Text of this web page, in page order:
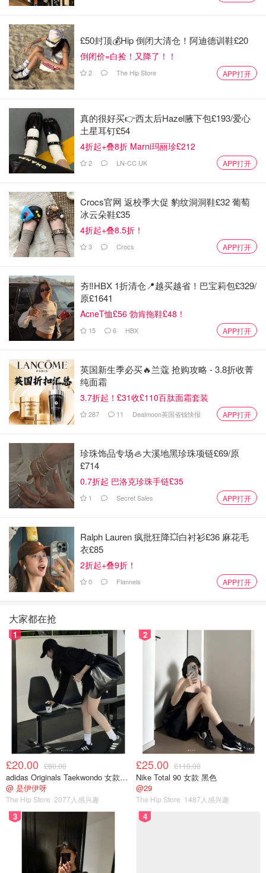
£50封顶💰Hip 倒闭大清仓！阿迪德训鞋£20
倒闭价=白捡！又降了！！
2 The Hip Store APP打开
真的很好买👉西太后Hazel腋下包£193/爱心
土星耳钉£54
4折起+叠8折 Marni玛丽珍£212
2 LN-CC UK APP打开
Crocs官网 返校季大促 豹纹洞洞鞋£32 葡萄
冰云朵鞋£35
4折起+叠8.5折！
3 Crocs APP打开
夯‼️HBX 1折清仓📍越买越省！巴宝莉包£329/
原£1641
AcneT恤£56 勃肯拖鞋£48！
15 6 HBX APP打开
英国新生季必买🔥兰蔻 抢购攻略 - 3.8折收菁
纯面霜
3.7折起！£31收£110百肽面霜套装
287 11 Dealmoon英国省钱快报 APP打开
珍珠饰品专场🦪大溪地黑珍珠项链£69/原
£714
0.7折起 巴洛克珍珠手链£35
1 Secret Sales APP打开
Ralph Lauren 疯批狂降💥白衬衫£36 麻花毛
衣£85
2折起+叠9折！
0 Flannels APP打开
大家都在抢
1
£20.00 £80.00
adidas Originals Taekwondo 女款黑色运动鞋
@ 是伊伊呀
The Hip Store 2077人感兴趣
2
£25.00 £110.00
Nike Total 90 女款 黑色
@29
The Hip Store 1487人感兴趣
3 4